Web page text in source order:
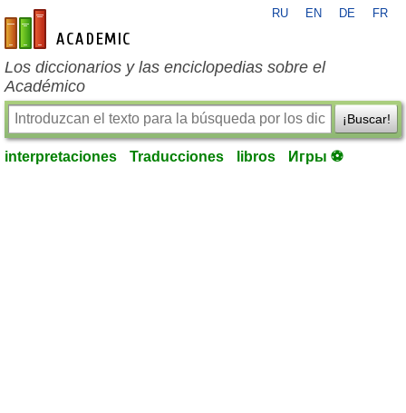
es-academic.com
RU EN DE FR
Los diccionarios y las enciclopedias sobre el
Académico
¡Buscar!
interpretaciones Traducciones libros Игры ⚽